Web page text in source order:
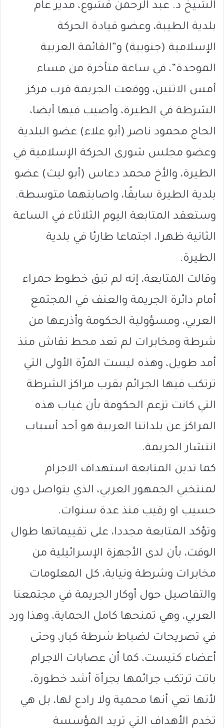
الشيخ د. عبد الرحمن قشوع، مدير عام
بلدية الطيبة، وعضو قيادة الحركة
الإسلامية (جنوبية) و”القائمة العربية
الموحدة”، في ساعة متأخرة من مساء
أمس الاثنين، ووقعت الجريمة قرب مركز
الشرطة في الطيرة، وأصيب فيها أيضا،
الحاج محمود ناصر (أبو علاء) عضو البلدية
وعضو مجلس شورى الحركة الإسلامية في
الطيرة، والأخ محمد دعاس (أبو ليث) عضو
بلدية الطيرة سابقًا، واصابتهما متوسطة.
وستعقد المتابعة اليوم الثلاثاء في الساعة
الثانية ظهرا، اجتماعا طارئا في بلدية
الطيرة.
وقالت المتابعة، إنه لم تبق خطوط حمراء
أمام دائرة الجريمة والعنف في المجتمع
العربي، ومسؤولية الحكومة وأذرعها من
شرطة ومخابرات لم تعد محط نقاش منذ
أمد طويل، وهذه ليست المرّة الأولى التي
ترتكب فيها الجرائم بقرب مراكز الشرطة
التي كانت تزعم الحكومة بأن غياب هذه
المراكز عن بلداتنا العربية هو أحد أسباب
انتشار الجريمة.
كما تدين المتابعة استهداف الاجرام
لمنتخبي الجمهور العربي، الذي يتواصل دون
حسيب او رقيب منذ عدة سنوات.
وتؤكد المتابعة مجددا، على تقييماتها طوال
الوقت، بأن لدى الأجهزة الإسرائيلية من
مخابرات وشرطة ونيابة، كل المعلومات
والتفاصيل حول أوكار الجريمة في مجتمعنا
العربي، وهي تمنحها كامل الحماية، وهذا ورد
في تصريحات لضباط شرطة كبار، وحتى
أعضاء كنيست، كما أن عصابات الاجرام
باتت ترتكب جرائمها بجرأة أشد خطورة،
لأنها تعي أنها محمية ولا رادع لها، بل هي
تخدم الأهداف التي تريد المؤسسة